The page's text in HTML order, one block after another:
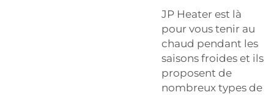
JP Heater est là
pour vous tenir au
chaud pendant les
saisons froides et ils
proposent de
nombreux types de